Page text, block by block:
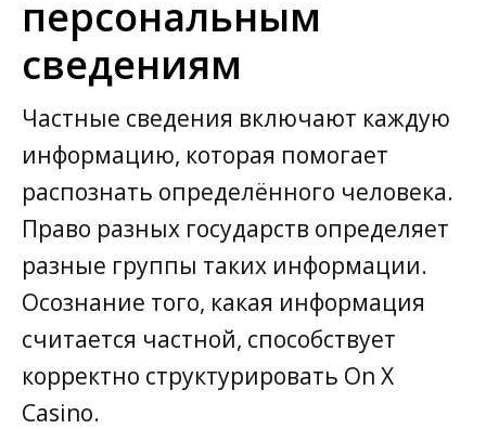
персональным
сведениям
Частные сведения включают каждую
информацию, которая помогает
распознать определённого человека.
Право разных государств определяет
разные группы таких информации.
Осознание того, какая информация
считается частной, способствует
корректно структурировать On X
Casino.